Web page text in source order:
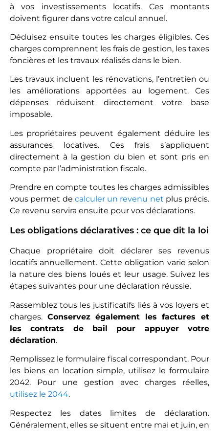
à vos investissements locatifs. Ces montants
doivent figurer dans votre calcul annuel.
Déduisez ensuite toutes les charges éligibles. Ces
charges comprennent les frais de gestion, les taxes
foncières et les travaux réalisés dans le bien.
Les travaux incluent les rénovations, l’entretien ou
les améliorations apportées au logement. Ces
dépenses réduisent directement votre base
imposable.
Les propriétaires peuvent également déduire les
assurances locatives. Ces frais s’appliquent
directement à la gestion du bien et sont pris en
compte par l’administration fiscale.
Prendre en compte toutes les charges admissibles
vous permet de calculer un revenu net plus précis.
Ce revenu servira ensuite pour vos déclarations.
Les obligations déclaratives : ce que dit la loi
Chaque propriétaire doit déclarer ses revenus
locatifs annuellement. Cette obligation varie selon
la nature des biens loués et leur usage. Suivez les
étapes suivantes pour une déclaration réussie.
Rassemblez tous les justificatifs liés à vos loyers et
charges. Conservez également les factures et
les contrats de bail pour appuyer votre
déclaration.
Remplissez le formulaire fiscal correspondant. Pour
les biens en location simple, utilisez le formulaire
2042. Pour une gestion avec charges réelles,
utilisez le 2044.
Respectez les dates limites de déclaration.
Généralement, elles se situent entre mai et juin, en